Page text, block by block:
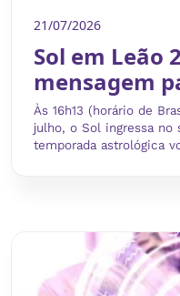
21/07/2026
Sol em Leão
mensagem
Às 16h13 (horário de
julho, o Sol ingressa no
temporada astrológica